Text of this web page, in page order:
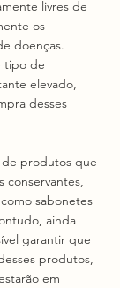
livres de
os
doenças.
tipo de
elevado,
desses
de produtos que
conservantes,
sabonetes
ainda
garantir que
produtos,
em